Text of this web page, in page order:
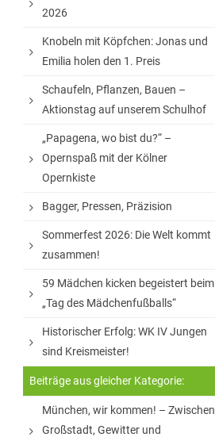
2026
Knobeln mit Köpfchen: Jonas und
Emilia holen den 1. Preis
Schaufeln, Pflanzen, Bauen –
Aktionstag auf unserem Schulhof
„Papagena, wo bist du?“ –
Opernspaß mit der Kölner
Opernkiste
Bagger, Pressen, Präzision
Sommerfest 2026: Die Welt kommt
zusammen!
59 Mädchen kicken begeistert beim
„Tag des Mädchenfußballs“
Historischer Erfolg: WK IV Jungen
sind Kreismeister!
Beiträge aus gleicher Kategorie:
München, wir kommen! – Zwischen
Großstadt, Gewitter und